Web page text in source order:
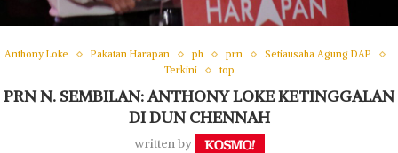
Anthony Loke Pakatan Harapan ph prn
Setiausaha Agung DAP
Terkini
top
PRN N. SEMBILAN: ANTHONY LOKE KETINGGALAN
DI DUN CHENNAH
written by